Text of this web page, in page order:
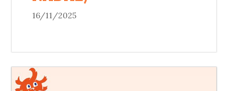
16/11/2025